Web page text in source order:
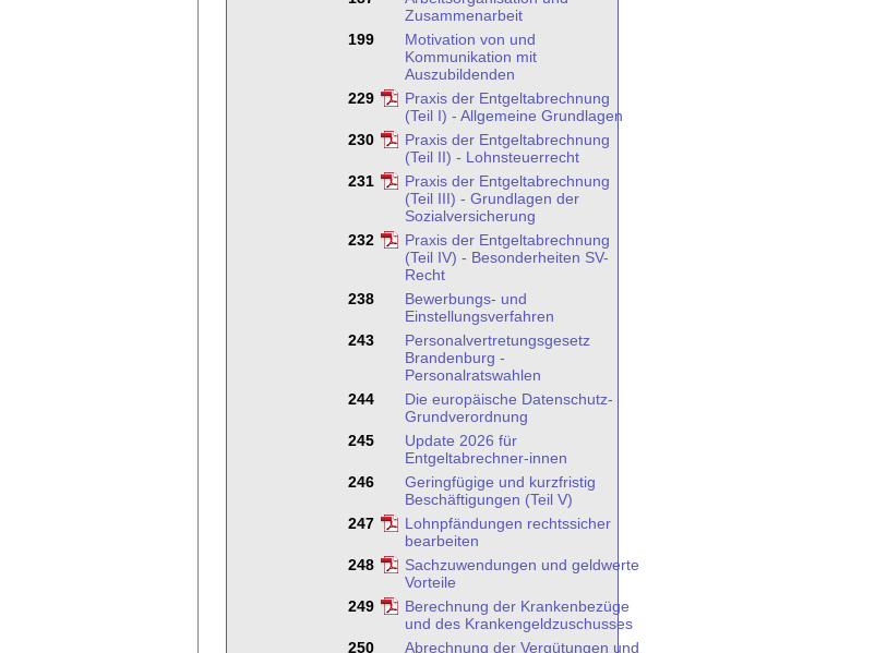
Zusammenarbeit
199
Motivation von und
Kommunikation mit
Auszubildenden
229
Praxis der Entgeltabrechnung
(Teil I) - Allgemeine Grundlagen
230
Praxis der Entgeltabrechnung
(Teil II) - Lohnsteuerrecht
231
Praxis der Entgeltabrechnung
(Teil III) - Grundlagen der
Sozialversicherung
232
Praxis der Entgeltabrechnung
(Teil IV) - Besonderheiten SV-
Recht
238
Bewerbungs- und
Einstellungsverfahren
243
Personalvertretungsgesetz
Brandenburg -
Personalratswahlen
244
Die europäische Datenschutz-
Grundverordnung
245
Update 2026 für
Entgeltabrechner-innen
246
Geringfügige und kurzfristig
Beschäftigungen (Teil V)
247
Lohnpfändungen rechtssicher
bearbeiten
248
Sachzuwendungen und geldwerte
Vorteile
249
Berechnung der Krankenbezüge
und des Krankengeldzuschusses
250
Abrechnung der Vergütungen und